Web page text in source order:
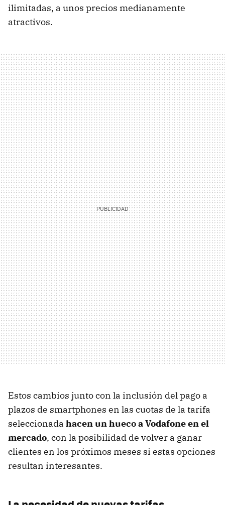
ilimitadas, a unos precios medianamente
atractivos.
Estos cambios junto con la inclusión del pago a
plazos de smartphones en las cuotas de la tarifa
seleccionada hacen un hueco a Vodafone en el
mercado, con la posibilidad de volver a ganar
clientes en los próximos meses si estas opciones
resultan interesantes.